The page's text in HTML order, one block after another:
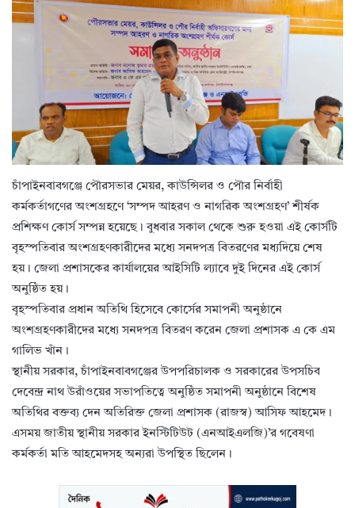
চাঁপাইনবাবগঞ্জে পৌরসভার মেয়র, কাউন্সিলর ও পৌর নির্বাহী
কর্মকর্তাগণের অংশগ্রহণে ‘সম্পদ আহরণ ও নাগরিক অংশগ্রহণ’ শীর্ষক
প্রশিক্ষণ কোর্স সম্পন্ন হয়েছে। বুধবার সকাল থেকে শুরু হওয়া এই কোর্সটি
বৃহস্পতিবার অংশগ্রহণকারীদের মধ্যে সনদপত্র বিতরণের মধ্যদিয়ে শেষ
হয়। জেলা প্রশাসকের কার্যালয়ের আইসিটি ল্যাবে দুই দিনের এই কোর্স
অনুষ্ঠিত হয়।
বৃহস্পতিবার প্রধান অতিথি হিসেবে কোর্সের সমাপনী অনুষ্ঠানে
অংশগ্রহণকারীদের মধ্যে সনদপত্র বিতরণ করেন জেলা প্রশাসক এ কে এম
গালিভ খাঁন।
স্থানীয় সরকার, চাঁপাইনবাবগঞ্জের উপপরিচালক ও সরকারের উপসচিব
দেবেন্দ্র নাথ উরাঁওয়ের সভাপতিত্বে অনুষ্ঠিত সমাপনী অনুষ্ঠানে বিশেষ
অতিথির বক্তব্য দেন অতিরিক্ত জেলা প্রশাসক (রাজস্ব) আসিফ আহমেদ।
এসময় জাতীয় স্থানীয় সরকার ইনস্টিটিউট (এনআইএলজি)’র গবেষণা
কর্মকর্তা মতি আহমেদসহ অন্যরা উপস্থিত ছিলেন।